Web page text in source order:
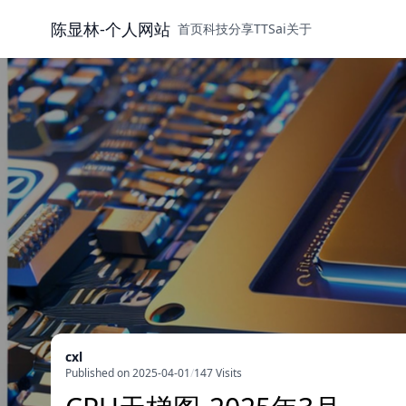
陈显林-个人网站 首页科技分享TTSai关于
cxl
Published on 2025-04-01/147 Visits